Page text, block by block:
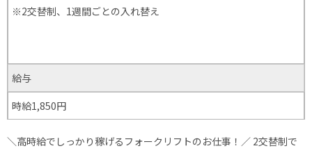
※2交替制、1週間ごとの入れ替え
給与
時給1,850円
＼高時給でしっかり稼げるフォークリフトのお仕事！／ 2交替制で